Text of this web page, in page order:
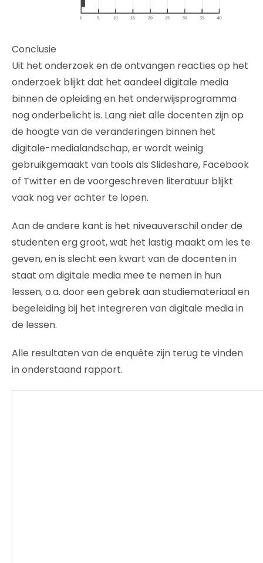
Conclusie
Uit het onderzoek en de ontvangen reacties op het
onderzoek blijkt dat het aandeel digitale media
binnen de opleiding en het onderwijsprogramma
nog onderbelicht is. Lang niet alle docenten zijn op
de hoogte van de veranderingen binnen het
digitale-medialandschap, er wordt weinig
gebruikgemaakt van tools als Slideshare, Facebook
of Twitter en de voorgeschreven literatuur blijkt
vaak nog ver achter te lopen.
Aan de andere kant is het niveauverschil onder de
studenten erg groot, wat het lastig maakt om les te
geven, en is slecht een kwart van de docenten in
staat om digitale media mee te nemen in hun
lessen, o.a. door een gebrek aan studiemateriaal en
begeleiding bij het integreren van digitale media in
de lessen.
Alle resultaten van de enquête zijn terug te vinden
in onderstaand rapport.